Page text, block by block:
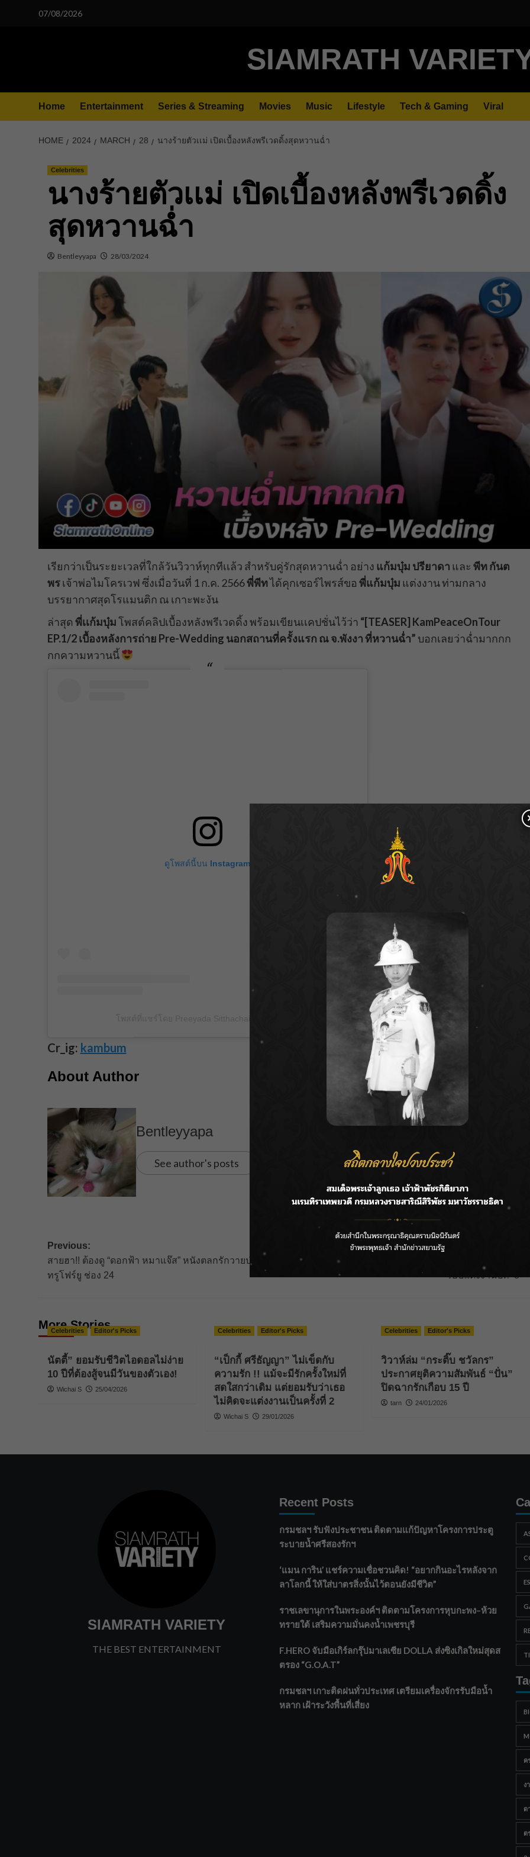
07/08/2026
SIAMRATH
Home Entertainment Series & Streaming Movies Music Lifestyle Tech & Gaming Viral
HOME 2024 MARCH 28 นางร้ายตัวเเม่ เปิดเบื้องหลังพรีเวดดิ้งสุดหวานฉ่ำ
Celebrities
นางร้ายตัวเเม่ เปิดเบื้องหลังพรีเวดดิ้ง
สุดหวานฉ่ำ
Bentleyyapa 28/03/2024
เรียกว่าเป็นระยะเวลที่ใกล้วันวิวาห์ทุกทีเเล้ว สำหรับคู่รักสุดหวานฉ่ำ อย่าง แก้มบุ๋ม ปรียาดา และ พีท กันต
พรเจ้าพ่อไมโครเวฟ ซึ่งเมื่อวันที่ 1 ก.ค. 2566พี่พีทได้คุกเซอร์ไพรส์ขอ พี่แก้มบุ๋ม แต่งงาน ท่ามกลาง
บรรยากาศสุดโรแมนติก ณ เกาะพะงัน
ล่าสุด พี่เเก้มบุ๋มโพสต์คลิปเบื้องหลังพรีเวดดิ้ง พร้อมเขียนเเคปชั่นไว้ว่า “[TEASER] KamPeaceOnTour
EP.1/2 เบื้องหลังการถ่าย Pre-Wedding นอกสถานที่ครั้งแรก ณ จ.พังงา ที่หวานฉ่ำ” บอกเลยว่าฉ่ำมากกก
กกความหวานนี้
ดูโพสต์นี้บน Instagram
Cr_ig: kambum
About Author
Bentleyyapa
See author's posts
Post
navigation
Previous:
สายฮา!! ต้องดู “ดอกฟ้า หมาแจ๊ส” หนังตลกรักวายป่วงที่
ทรูโฟร์ยู ช่อง 24
“แมน – เกล” จัดปาร์ตี้เฉลยเพศลูกคนที่ 2 ในวันสำคัญครบ
รอบแต่งงานปีที่ 8
More Stories
Celebrities Editor's Picks
นัตตี้” ยอมรับชีวิตไอดอลไม่ง่าย
10 ปีที่ต้องสู้จนมีวันของตัวเอง!
Wichai S 25/04/2026
Celebrities Editor's Picks
“เป็กกี้ ศรีธัญญา” ไม่เข็ดกับ
ความรัก !! แม้จะมีรักครั้งใหม่ที่
สดใสกว่าเดิม แต่ยอมรับว่าเธอ
ไม่คิดจะแต่งงานเป็นครั้งที่ 2
Wichai S 29/01/2026
Celebrities Editor's Picks
วิวาห์ล่ม “กระติ๊บ ชวัลกร”
ประกาศยุติความสัมพันธ์ “ปั่น”
ปิดฉากรักเกือบ 15 ปี
tarn 24/01/2026
SIAMRATH VARIETY
THE BEST ENTERTAINMENT
Recent Posts
กรมชลฯ รับฟังประชาชน ติดตามแก้ปัญหาโครงการประตู
ระบายน้ำศรีสองรักฯ
‘แมน การิน’ แชร์ความเชื่อชวนคิด! “อยากกินอะไรหลังจาก
ลาโลกนี้ ให้ใส่บาตรสิ่งนั้นไว้ตอนยังมีชีวิต”
ราชเลขานุการในพระองค์ฯ ติดตามโครงการหุบกะพง–ห้วย
ทรายใต้ เสริมความมั่นคงน้ำเพชรบุรี
F.HERO จับมือเกิร์ลกรุ๊ปมาเลเซีย DOLLA ส่งซิงเกิลใหม่สุดส
ตรอง “G.O.A.T”
กรมชลฯ เกาะติดฝนทั่วประเทศ เตรียมเครื่องจักรรับมือน้ำ
หลาก เฝ้าระวังพื้นที่เสี่ยง
ค
ง
ด
ต